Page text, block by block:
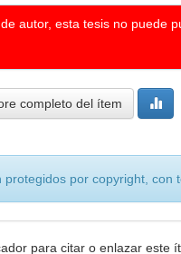
autor, esta tesis no puede
completo del ítem
por copyright,
para citar o enlazar este